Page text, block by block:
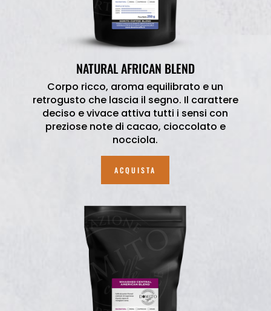
NATURAL AFRICAN BLEND
Corpo ricco, aroma equilibrato e un
retrogusto che lascia il segno. Il carattere
deciso e vivace attiva tutti i sensi con
preziose note di cacao, cioccolato e
nocciola.
ACQUISTA